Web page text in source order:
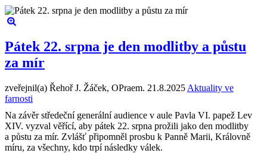
Pátek 22. srpna je den modlitby a půstu
za mír
zveřejnil(a) Řehoř J. Žáček, OPraem. 21.8.2025 Aktuality ve
farnosti
Na závěr středeční generální audience v aule Pavla VI. papež Lev
XIV. vyzval věřící, aby pátek 22. srpna prožili jako den modlitby
a půstu za mír. Zvlášť připomněl prosbu k Panně Marii, Královně
míru, za všechny, kdo trpí následky válek.